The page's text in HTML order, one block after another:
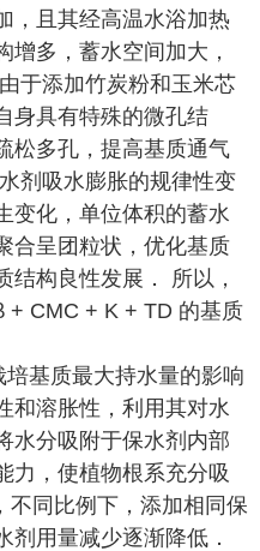
，且其经高温水浴加热
增多，蓄水空间加大，
于添加竹炭粉和玉米芯
身具有特殊的微孔结
松多孔，提高基质通气
剂吸水膨胀的规律性变
变化，单位体积的蓄水
合呈团粒状，优化基质
构良性发展． 所以，
+ CMC + K + TD 的基质
基质最大持水量的影响
和溶胀性，利用其对水
水分吸附于保水剂内部
力，使植物根系充分吸
不同比例下，添加相同保
剂用量减少逐渐降低．